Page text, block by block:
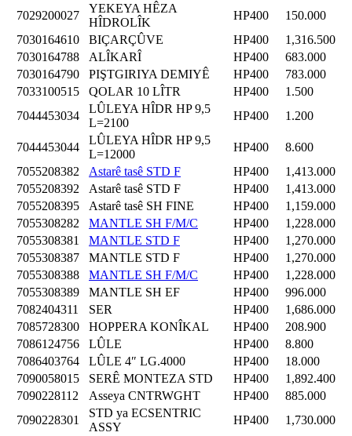
7029200027
YEKEYA HÊZA
HÎDROLÎK
HP400
150.000
7030164610
BIÇARÇÛVE HP400
1,316.500
7030164788
ALÎKARÎ HP400
683.000
7030164790
PIŞTGIRIYA DEMIYÊ HP400
783.000
7033100515
QOLAR 10 LÎTR HP400
1.500
7044453034
LÛLEYA HÎDR HP 9,5
L=2100
HP400 1.200
7044453044
LÛLEYA HÎDR HP 9,5
L=12000
HP400
8.600
7055208382
Astarê tasê STD F HP400
1,413.000
7055208392
Astarê tasê STD F HP400
1,413.000
7055208395
Astarê tasê SH FINE HP400
1,159.000
7055308282
MANTLE SH F/M/C HP400
1,228.000
7055308381
MANTLE STD F HP400
1,270.000
7055308387
MANTLE STD F HP400
1,270.000
7055308388
MANTLE SH F/M/C HP400
1,228.000
7055308389
MANTLE SH EF HP400
996.000
7082404311
SER HP400
1,686.000
7085728300
HOPPERA KONÎKAL HP400
208.900
7086124756
LÛLE HP400
8.800
7086403764
LÛLE 4″ LG.4000 HP400
18.000
7090058015
SERÊ MONTEZA STD HP400
1,892.400
7090228112
Asseya CNTRWGHT HP400
885.000
7090228301
STD ya ECSENTRIC
ASSY
HP400 1,730.000